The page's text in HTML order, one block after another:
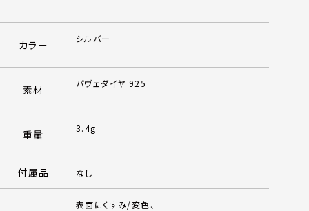
カラー シルバー
素材 パヴェダイヤ 925
重量 3.4g
付属品 なし
表面にくすみ/変色、